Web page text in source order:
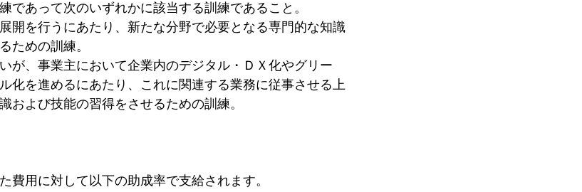
であって次のいずれかに該当する訓練であること。
開を行うにあたり、新たな分野で必要となる専門的な知識
ための訓練。
が、事業主において企業内のデジタル・ＤＸ化やグリー
化を進めるにあたり、これに関連する業務に従事させる上
および技能の習得をさせるための訓練。
費用に対して以下の助成率で支給されます。